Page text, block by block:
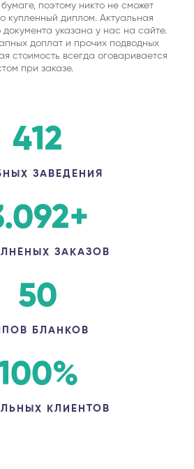
поэтому никто не сможет
купленный диплом. Актуальная
документа указана у нас на сайте.
доплат и прочих подводных
стоимость всегда оговаривается
при заказе.
412
ЗАВЕДЕНИЯ
+
ЗАКАЗОВ
50
БЛАНКОВ
%
КЛИЕНТОВ